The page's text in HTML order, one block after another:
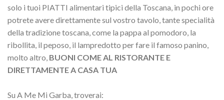
solo i tuoi PIATTI alimentari tipici della Toscana, in pochi ore
potrete avere direttamente sul vostro tavolo, tante specialità
della tradizione toscana, come la pappa al pomodoro, la
ribollita, il peposo, il lampredotto per fare il famoso panino,
molto altro, BUONI COME AL RISTORANTE E
DIRETTAMENTE A CASA TUA
Su A Me Mi Garba, troverai: